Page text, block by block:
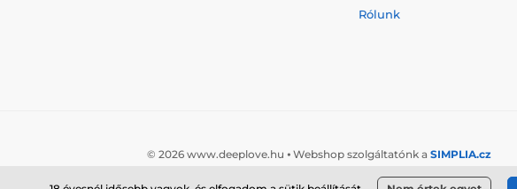
Rólunk
© 2026 www.deeplove.hu ⦁ Webshop szolgáltatónk a SIMPLIA.cz